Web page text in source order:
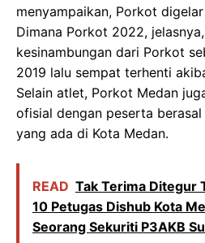
menyampaikan, Porkot
Dimana Porkot 2022,
kesinambungan dari Porkot
2019 lalu sempat terhenti
Selain atlet, Porkot Medan
ofisial dengan peserta
yang ada di Kota Medan.
READ Tak Terima Ditegur
10 Petugas Dishub Kota
Seorang Sekuriti P3AKB